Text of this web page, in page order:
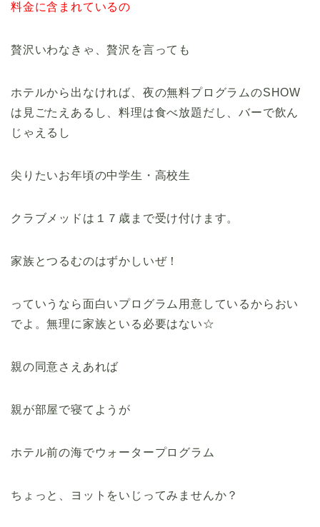
料金に含まれているの
贅沢いわなきゃ、贅沢を言っても
ホテルから出なければ、夜の無料プログラムのSHOW
は見ごたえあるし、料理は食べ放題だし、バーで飲ん
じゃえるし
尖りたいお年頃の中学生・高校生
クラブメッドは１７歳まで受け付けます。
家族とつるむのはずかしいぜ！
っていうなら面白いプログラム用意しているからおい
でよ。無理に家族といる必要はない☆
親の同意さえあれば
親が部屋で寝てようが
ホテル前の海でウォータープログラム
ちょっと、ヨットをいじってみませんか？